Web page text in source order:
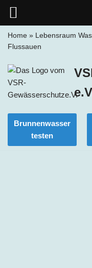
Inhalt
Home » Lebensraum
Flussauen
Brunnenwasser
testen